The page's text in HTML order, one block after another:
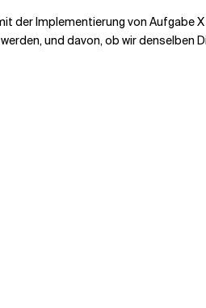
der Implementierung von
und davon, ob wir denselben